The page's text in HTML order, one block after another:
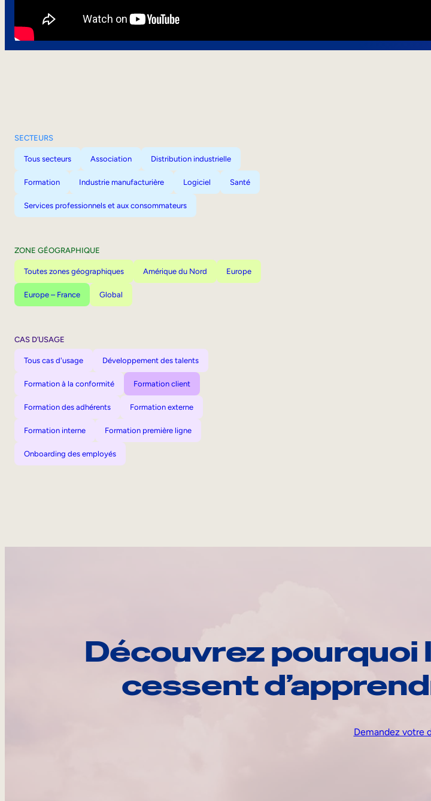
SECTEURS
Tous secteurs Association Distribution industrielle
Formation Industrie manufacturière Logiciel Santé
Services professionnels et aux consommateurs
ZONE GÉOGRAPHIQUE
Toutes zones géographiques Amérique du Nord Europe
Europe – France Global
CAS D’USAGE
Tous cas d'usage Développement des talents
Formation à la conformité Formation client
Formation des adhérents Formation externe
Formation interne Formation première ligne
Onboarding des employés
Découvrez
cessent
Demandez votre